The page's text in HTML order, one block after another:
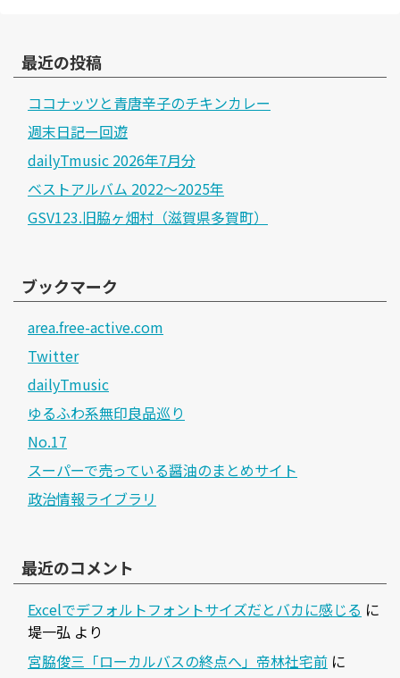
最近の投稿
ココナッツと青唐辛子のチキンカレー
週末日記ー回遊
dailyTmusic 2026年7月分
ベストアルバム 2022～2025年
GSV123.旧脇ヶ畑村（滋賀県多賀町）
ブックマーク
area.free-active.com
Twitter
dailyTmusic
ゆるふわ系無印良品巡り
No.17
スーパーで売っている醤油のまとめサイト
政治情報ライブラリ
最近のコメント
Excelでデフォルトフォントサイズだとバカに感じる に
堤一弘 より
宮脇俊三「ローカルバスの終点へ」帝林社宅前 に